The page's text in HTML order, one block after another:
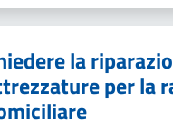
la
per la